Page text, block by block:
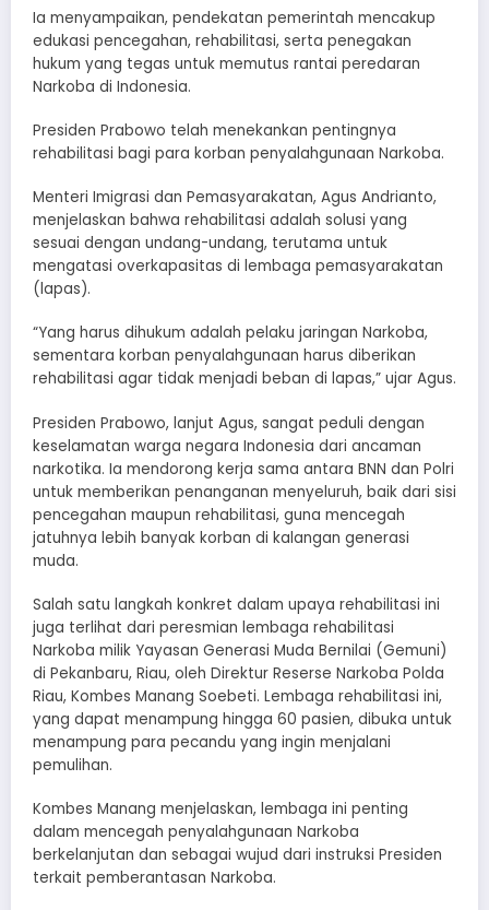
Ia menyampaikan, pendekatan pemerintah mencakup
edukasi pencegahan, rehabilitasi, serta penegakan
hukum yang tegas untuk memutus rantai peredaran
Narkoba di Indonesia.
Presiden Prabowo telah menekankan pentingnya
rehabilitasi bagi para korban penyalahgunaan Narkoba.
Menteri Imigrasi dan Pemasyarakatan, Agus Andrianto,
menjelaskan bahwa rehabilitasi adalah solusi yang
sesuai dengan undang-undang, terutama untuk
mengatasi overkapasitas di lembaga pemasyarakatan
(lapas).
“Yang harus dihukum adalah pelaku jaringan Narkoba,
sementara korban penyalahgunaan harus diberikan
rehabilitasi agar tidak menjadi beban di lapas,” ujar Agus.
Presiden Prabowo, lanjut Agus, sangat peduli dengan
keselamatan warga negara Indonesia dari ancaman
narkotika. Ia mendorong kerja sama antara BNN dan Polri
untuk memberikan penanganan menyeluruh, baik dari sisi
pencegahan maupun rehabilitasi, guna mencegah
jatuhnya lebih banyak korban di kalangan generasi
muda.
Salah satu langkah konkret dalam upaya rehabilitasi ini
juga terlihat dari peresmian lembaga rehabilitasi
Narkoba milik Yayasan Generasi Muda Bernilai (Gemuni)
di Pekanbaru, Riau, oleh Direktur Reserse Narkoba Polda
Riau, Kombes Manang Soebeti. Lembaga rehabilitasi ini,
yang dapat menampung hingga 60 pasien, dibuka untuk
menampung para pecandu yang ingin menjalani
pemulihan.
Kombes Manang menjelaskan, lembaga ini penting
dalam mencegah penyalahgunaan Narkoba
berkelanjutan dan sebagai wujud dari instruksi Presiden
terkait pemberantasan Narkoba.